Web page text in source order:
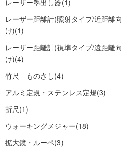
レーザー墨出し器(1)
レーザー距離計(照射タイプ/近距離向
け)(1)
レーザー距離計(視準タイプ/遠距離向
け)(4)
竹尺 ものさし(4)
アルミ定規・ステンレス定規(3)
折尺(1)
ウォーキングメジャー(18)
拡大鏡・ルーペ(3)